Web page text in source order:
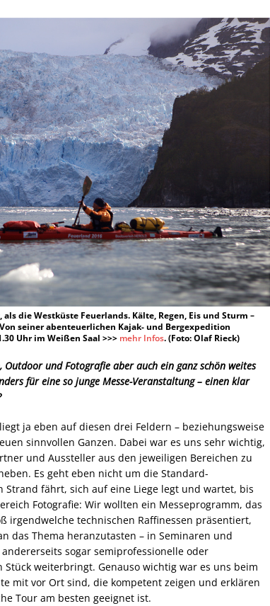
die Westküste Feuerlands. Kälte, Regen, Eis und Sturm –
seiner abenteuerlichen Kajak- und Bergexpedition
Uhr im Weißen Saal >>> mehr Infos. (Foto: Olaf Rieck)
Outdoor und Fotografie aber auch ein ganz schön weites
für eine so junge Messe-Veranstaltung – einen klar
ja eben auf diesen drei Feldern – beziehungsweise
sinnvollen Ganzen. Dabei war es uns sehr wichtig,
und Aussteller aus den jeweiligen Bereichen zu
Es geht eben nicht um die Standard-
Strand fährt, sich auf eine Liege legt und wartet, bis
Fotografie: Wir wollten ein Messeprogramm, das
irgendwelche technischen Raffinessen präsentiert,
das Thema heranzutasten – in Seminaren und
sogar semiprofessionelle oder
weiterbringt. Genauso wichtig war es uns beim
mit vor Ort sind, die kompetent zeigen und erklären
Tour am besten geeignet ist.